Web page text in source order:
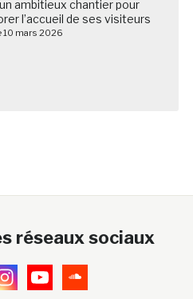
ambitieux chantier pour
l’accueil de ses visiteurs
10 mars 2026
réseaux sociaux